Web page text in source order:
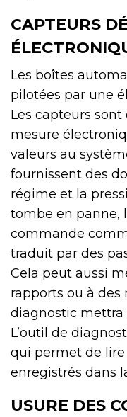
CAPTEURS
Les boîtes
pilotées par une
Les capteurs
mesure
valeurs au
fournissent des
régime et la
tombe en panne,
commande
traduit par des
Cela peut aussi
rapports ou à des
diagnostic mettra
L’outil de
qui permet de
enregistrés dans
USURE DES